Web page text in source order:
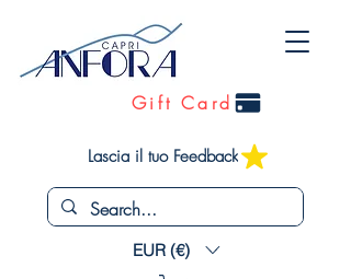
Gift Card
Lascia il tuo Feedback
EUR (€)